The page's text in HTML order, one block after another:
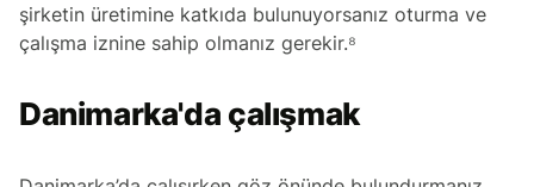
şirketin üretimine katkıda bulunuyorsanız oturma ve
çalışma iznine sahip olmanız gerekir.⁸
Danimarka'da çalışmak